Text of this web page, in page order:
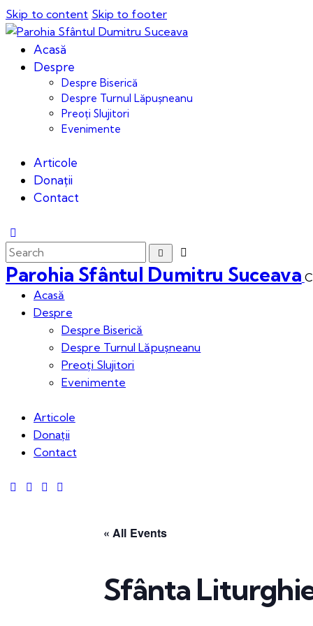
Skip to content Skip to footer
Acasă
Despre
Despre Biserică
Despre Turnul Lăpușneanu
Preoți Slujitori
Evenimente
Articole
Donații
Contact
Parohia Sfântul Dumitru Suceava
Acasă
Despre
Despre Biserică
Despre Turnul Lăpușneanu
Preoți Slujitori
Evenimente
Articole
Donații
Contact
« All Events
Sfânta